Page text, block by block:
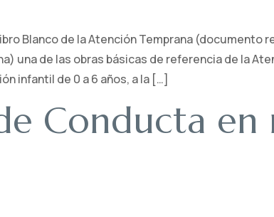
Blanco de la Atención Temprana
una de las obras básicas de referencia de la
infantil de 0 a 6 años, a la […]
Conducta en